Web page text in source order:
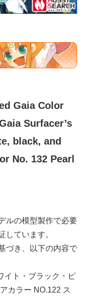
Gaia Color
Surfacer’s
black, and
No. 132 Pearl
ルの模型製作で必要
しています。
づき、以下の内容で
イト・ブラック・ピ
カラー NO.122 ス